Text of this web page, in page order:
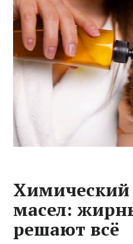
Химический
масел:
решают всё